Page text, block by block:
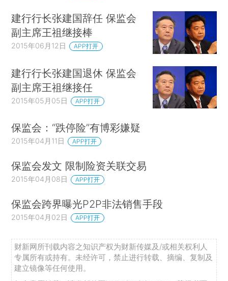
建行行长张建国辞任 保监会
副主席王祖继接棒
2015年06月12日 APP打开
建行行长张建国退休 保监会
副主席王祖继接任
2015年05月05日 APP打开
保监会：“跌停险”有博彩嫌疑
2015年04月11日 APP打开
保监会发文 限制险资关联交易
2015年04月08日 APP打开
保监会跨界曝光P2P非法销售手段
2015年04月02日 APP打开
财新网所刊载内容之知识产权为财新传媒及/或相关权利人
专属所有或持有。未经许可，禁止进行转载、摘编、复制及
建立镜像等任何使用。